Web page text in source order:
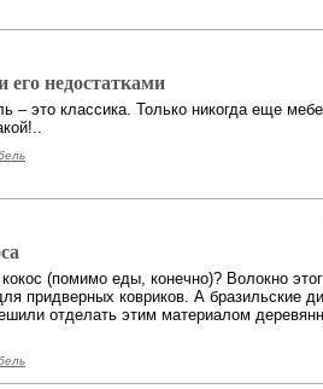
его недостатками
– это классика. Только никогда еще
кокос (помимо еды, конечно)? Волокно
придверных ковриков. А бразильские
отделать этим материалом